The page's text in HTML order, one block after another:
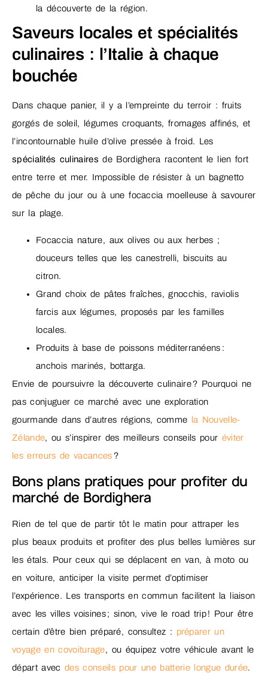
la découverte de la région.
Saveurs locales et spécialités
culinaires : l’Italie à chaque
bouchée
Dans chaque panier, il y a l’empreinte du terroir : fruits
gorgés de soleil, légumes croquants, fromages affinés, et
l’incontournable huile d’olive pressée à froid. Les
spécialités culinaires de Bordighera racontent le lien fort
entre terre et mer. Impossible de résister à un bagnetto
de pêche du jour ou à une focaccia moelleuse à savourer
sur la plage.
Focaccia nature, aux olives ou aux herbes ;
douceurs telles que les canestrelli, biscuits au
citron.
Grand choix de pâtes fraîches, gnocchis, raviolis
farcis aux légumes, proposés par les familles
locales.
Produits à base de poissons méditerranéens :
anchois marinés, bottarga.
Envie de poursuivre la découverte culinaire ? Pourquoi ne
pas conjuguer ce marché avec une exploration
gourmande dans d’autres régions, comme la Nouvelle-
Zélande, ou s’inspirer des meilleurs conseils pour éviter
les erreurs de vacances?
Bons plans pratiques pour profiter du
marché de Bordighera
Rien de tel que de partir tôt le matin pour attraper les
plus beaux produits et profiter des plus belles lumières sur
les étals. Pour ceux qui se déplacent en van, à moto ou
en voiture, anticiper la visite permet d’optimiser
l’expérience. Les transports en commun facilitent la liaison
avec les villes voisines ; sinon, vive le road trip ! Pour être
certain d’être bien préparé, consultez : préparer un
voyage en covoiturage, ou équipez votre véhicule avant le
départ avecdes conseils pour une batterie longue durée.